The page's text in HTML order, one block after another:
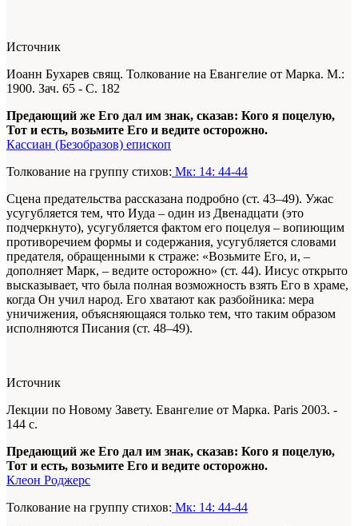
Источник
Иоанн Бухарев свящ. Толкование на Евангелие от Марка. М.:
1900. Зач. 65 - С. 182
Предающий же Его дал им знак, сказав: Кого я поцелую,
Тот и есть, возьмите Его и ведите осторожно.
Кассиан (Безобразов) епископ
Толкование на группу стихов: Мк: 14: 44-44
Сцена предательства рассказана подробно (ст. 43–49). Ужас
усугубляется тем, что Иуда – один из Двенадцати (это
подчеркнуто), усугубляется фактом его поцелуя – вопиющим
противоречием формы и содержания, усугубляется словами
предателя, обращенными к страже: «Возьмите Его, и, –
дополняет Марк, – ведите осторожно» (ст. 44). Иисус открыто
высказывает, что была полная возможность взять Его в храме,
когда Он учил народ. Его хватают как разбойника: мера
уничижения, объясняющаяся только тем, что таким образом
исполняются Писания (ст. 48–49).
Источник
Лекции по Новому Завету. Евангелие от Марка. Paris 2003. -
144 c.
Предающий же Его дал им знак, сказав: Кого я поцелую,
Тот и есть, возьмите Его и ведите осторожно.
Клеон Роджерс
Толкование на группу стихов: Мк: 14: 44-44